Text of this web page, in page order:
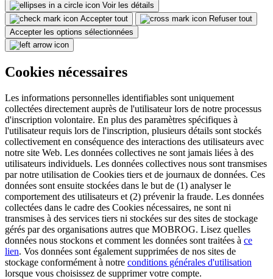
Voir les détails
Accepter tout
Refuser tout
Accepter les options sélectionnées
Cookies nécessaires
Les informations personnelles identifiables sont uniquement
collectées directement auprès de l'utilisateur lors de notre processus
d'inscription volontaire. En plus des paramètres spécifiques à
l'utilisateur requis lors de l'inscription, plusieurs détails sont stockés
collectivement en conséquence des interactions des utilisateurs avec
notre site Web. Les données collectives ne sont jamais liées à des
utilisateurs individuels. Les données collectives nous sont transmises
par notre utilisation de Cookies tiers et de journaux de données. Ces
données sont ensuite stockées dans le but de (1) analyser le
comportement des utilisateurs et (2) prévenir la fraude. Les données
collectées dans le cadre des Cookies nécessaires, ne sont ni
transmises à des services tiers ni stockées sur des sites de stockage
gérés par des organisations autres que MOBROG. Lisez quelles
données nous stockons et comment les données sont traitées à ce
lien. Vos données sont également supprimées de nos sites de
stockage conformément à notre conditions générales d'utilisation
lorsque vous choisissez de supprimer votre compte.